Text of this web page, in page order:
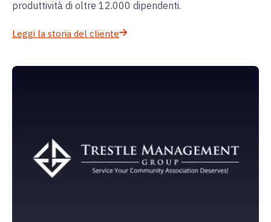
produttività di oltre 12.000 dipendenti.
Leggi la storia del cliente